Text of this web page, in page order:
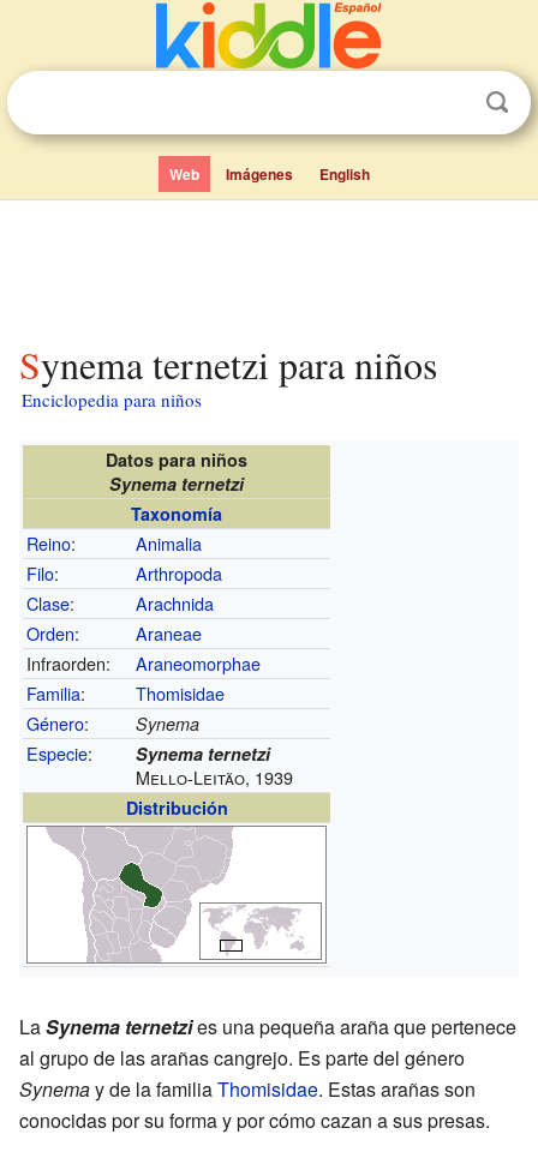
Web Imágenes English
Synema ternetzi para niños
Enciclopedia para niños
Datos para niños
Synema ternetzi
Taxonomía
Reino:
Animalia
Filo:
Arthropoda
Clase:
Arachnida
Orden:
Araneae
Infraorden:
Araneomorphae
Familia:
Thomisidae
Género: Synema
Especie: Synema ternetzi
Mello-Leitão, 1939
Distribución
LaSynema ternetzies una pequeña araña que pertenece
al grupo de las arañas cangrejo. Es parte del género
Synemay de la familiaThomisidae. Estas arañas son
conocidas por su forma y por cómo cazan a sus presas.